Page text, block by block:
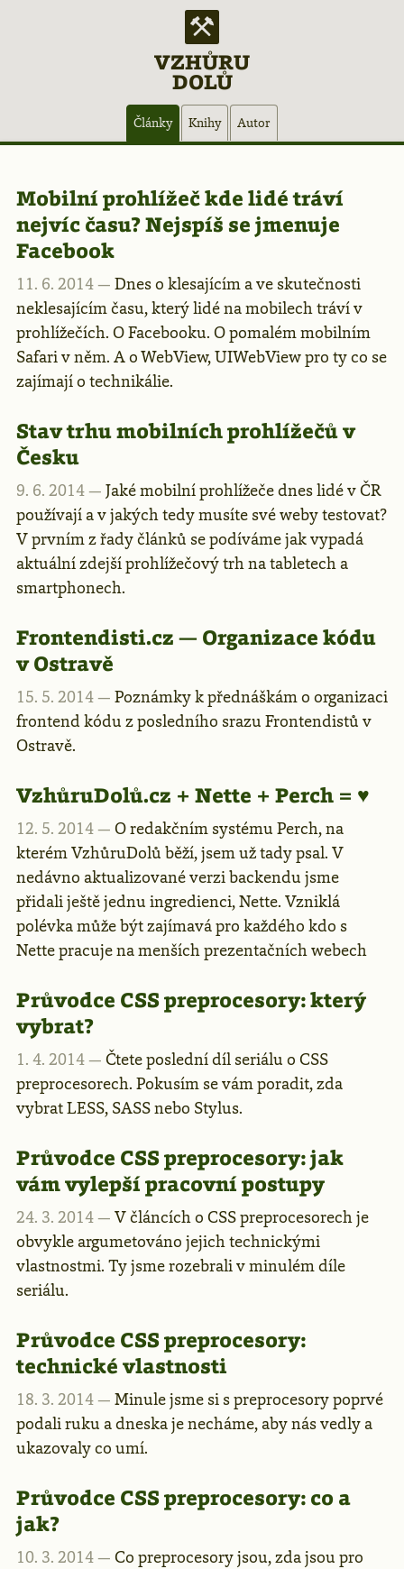
VZHŮRU
DOLŮ
Články Knihy Autor
Články
–
stránka
32
Mobilní prohlížeč kde lidé tráví
nejvíc času? Nejspíš se jmenuje
Facebook
11. 6. 2014 — Dnes o klesajícím a ve skutečnosti
neklesajícím času, který lidé na mobilech tráví v
prohlížečích. O Facebooku. O pomalém mobilním
Safari v něm. A o WebView, UIWebView pro ty co se
zajímají o technikálie.
Stav trhu mobilních prohlížečů v
Česku
9. 6. 2014 — Jaké mobilní prohlížeče dnes lidé v ČR
používají a v jakých tedy musíte své weby testovat?
V prvním z řady článků se podíváme jak vypadá
aktuální zdejší prohlížečový trh na tabletech a
smartphonech.
Frontendisti.cz — Organizace kódu
v Ostravě
15. 5. 2014 — Poznámky k přednáškám o organizaci
frontend kódu z posledního srazu Frontendistů v
Ostravě.
VzhůruDolů.cz + Nette + Perch = ♥
12. 5. 2014 — O redakčním systému Perch, na
kterém VzhůruDolů běží, jsem už tady psal. V
nedávno aktualizované verzi backendu jsme
přidali ještě jednu ingredienci, Nette. Vzniklá
polévka může být zajímavá pro každého kdo s
Nette pracuje na menších prezentačních webech
Průvodce CSS preprocesory: který
vybrat?
1. 4. 2014 — Čtete poslední díl seriálu o CSS
preprocesorech. Pokusím se vám poradit, zda
vybrat LESS, SASS nebo Stylus.
Průvodce CSS preprocesory: jak
vám vylepší pracovní postupy
24. 3. 2014 — V článcích o CSS preprocesorech je
obvykle argumetováno jejich technickými
vlastnostmi. Ty jsme rozebrali v minulém díle
seriálu.
Průvodce CSS preprocesory:
technické vlastnosti
18. 3. 2014 — Minule jsme si s preprocesory poprvé
podali ruku a dneska je necháme, aby nás vedly a
ukazovaly co umí.
Průvodce CSS preprocesory: co a
jak?
10. 3. 2014 — Co preprocesory jsou, zda jsou pro